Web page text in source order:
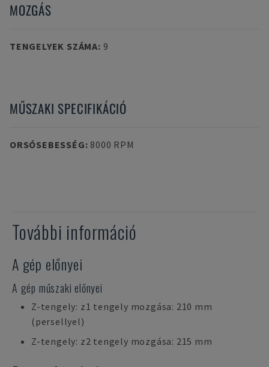
MOZGÁS
TENGELYEK SZÁMA: 9
MŰSZAKI SPECIFIKÁCIÓ
ORSÓSEBESSÉG: 8000 RPM
További információ
A gép előnyei
A gép műszaki előnyei
Z-tengely: z1 tengely mozgása: 210 mm
(persellyel)
Z-tengely: z2 tengely mozgása: 215 mm